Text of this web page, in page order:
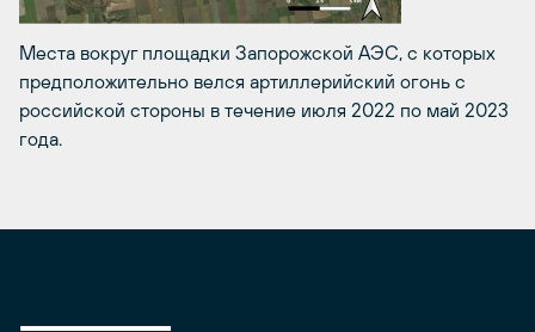
Места вокруг площадки Запорожской АЭС, с которых
предположительно велся артиллерийский огонь с
российской стороны в течение июля 2022 по май 2023
года.